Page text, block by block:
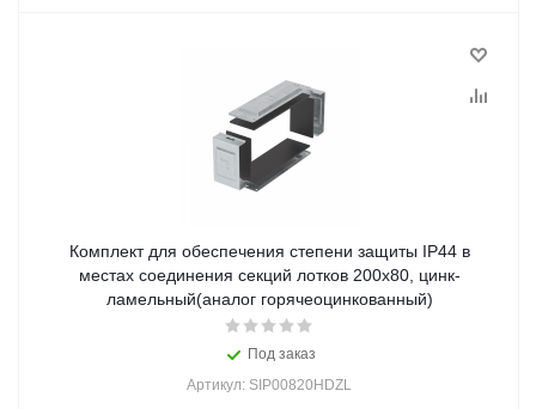
Комплект для обеспечения степени защиты IP44 в
местах соединения секций лотков 200х80, цинк-
ламельный(аналог горячеоцинкованный)
Под заказ
Артикул: SIP00820HDZL